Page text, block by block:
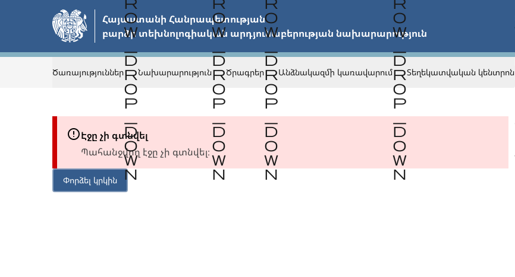
բովանդակությանը
Հայաստանի Հանրապետության
բարձր տեխնոլոգիական արդյունաբերության նախարարություն
Ծառայություններ Նախարարություն Ծրագրեր Անձնակազմի կառավարում Տեղեկատվական կենտրոն
Էջը չի գտնվել
Պահանջվող էջը չի գտնվել։
Փորձել կրկին